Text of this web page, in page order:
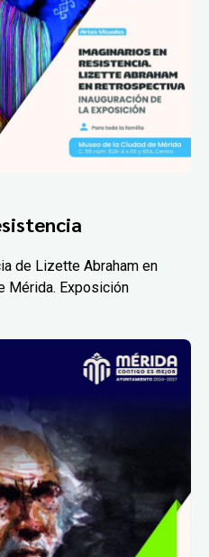
de Lizette Abraham en
Mérida. Exposición